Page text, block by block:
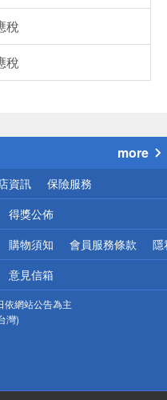
稅
稅
more
資訊 保險服務
得獎公佈
購物須知 會員服務條款 隱
意見信箱
依網站公告為主
灣)